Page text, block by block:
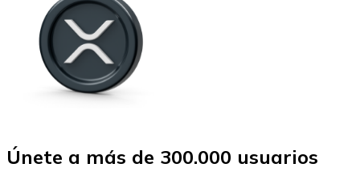
Únete a más de 300.000 usuarios